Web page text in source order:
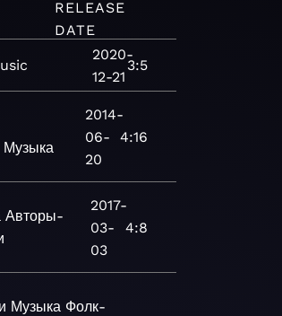
RELEASE
DATE
2020-
12-21
3:5
Музыка
2014-
06-
20
4:16
Авторы-
2017-
03-
03
4:8
Музыка Фолк-